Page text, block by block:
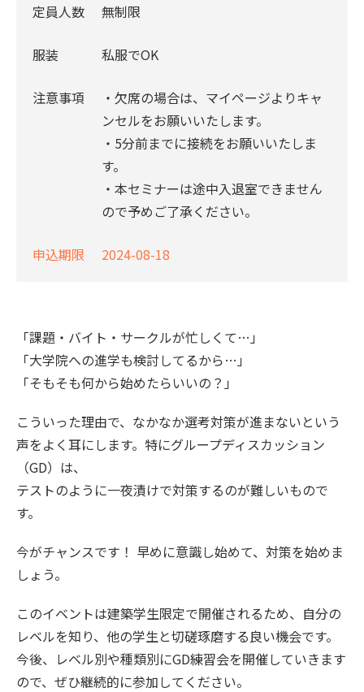
定員人数 無制限
服装 私服でOK
注意事項
・欠席の場合は、マイページよりキャ
ンセルをお願いいたします。
・5分前までに接続をお願いいたしま
す。
・本セミナーは途中入退室できません
ので予めご了承ください。
申込期限 2024-08-18
「課題・バイト・サークルが忙しくて…」
「大学院への進学も検討してるから…」
「そもそも何から始めたらいいの？」
こういった理由で、なかなか選考対策が進まないという
声をよく耳にします。特にグループディスカッション
（GD）は、
テストのように一夜漬けで対策するのが難しいもので
す。
今がチャンスです！ 早めに意識し始めて、対策を始めま
しょう。
このイベントは建築学生限定で開催されるため、自分の
レベルを知り、他の学生と切磋琢磨する良い機会です。
今後、レベル別や種類別にGD練習会を開催していきます
ので、ぜひ継続的に参加してください。